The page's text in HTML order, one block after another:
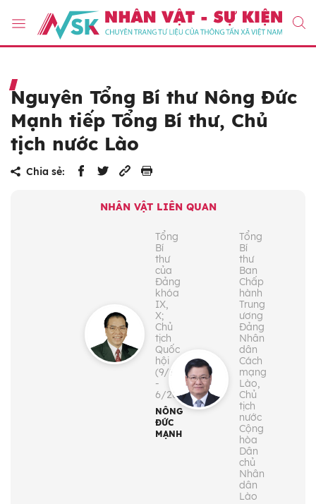
Nguyên Tổng Bí thư Nông Đức
Mạnh tiếp Tổng Bí thư, Chủ
tịch nước Lào
Chia sẻ:
NHÂN VẬT LIÊN QUAN
Tổng
Bí
thư
của
Đảng
khóa
IX,
X;
Chủ
tịch
Quốc
hội
(9/1997
-
6/2001)
NÔNG
ĐỨC
MẠNH
Tổng
Bí
thư
Ban
Chấp
hành
Trung
ương
Đảng
Nhân
dân
Cách
mạng
Lào,
Chủ
tịch
nước
Cộng
hòa
Dân
chủ
Nhân
dân
Lào